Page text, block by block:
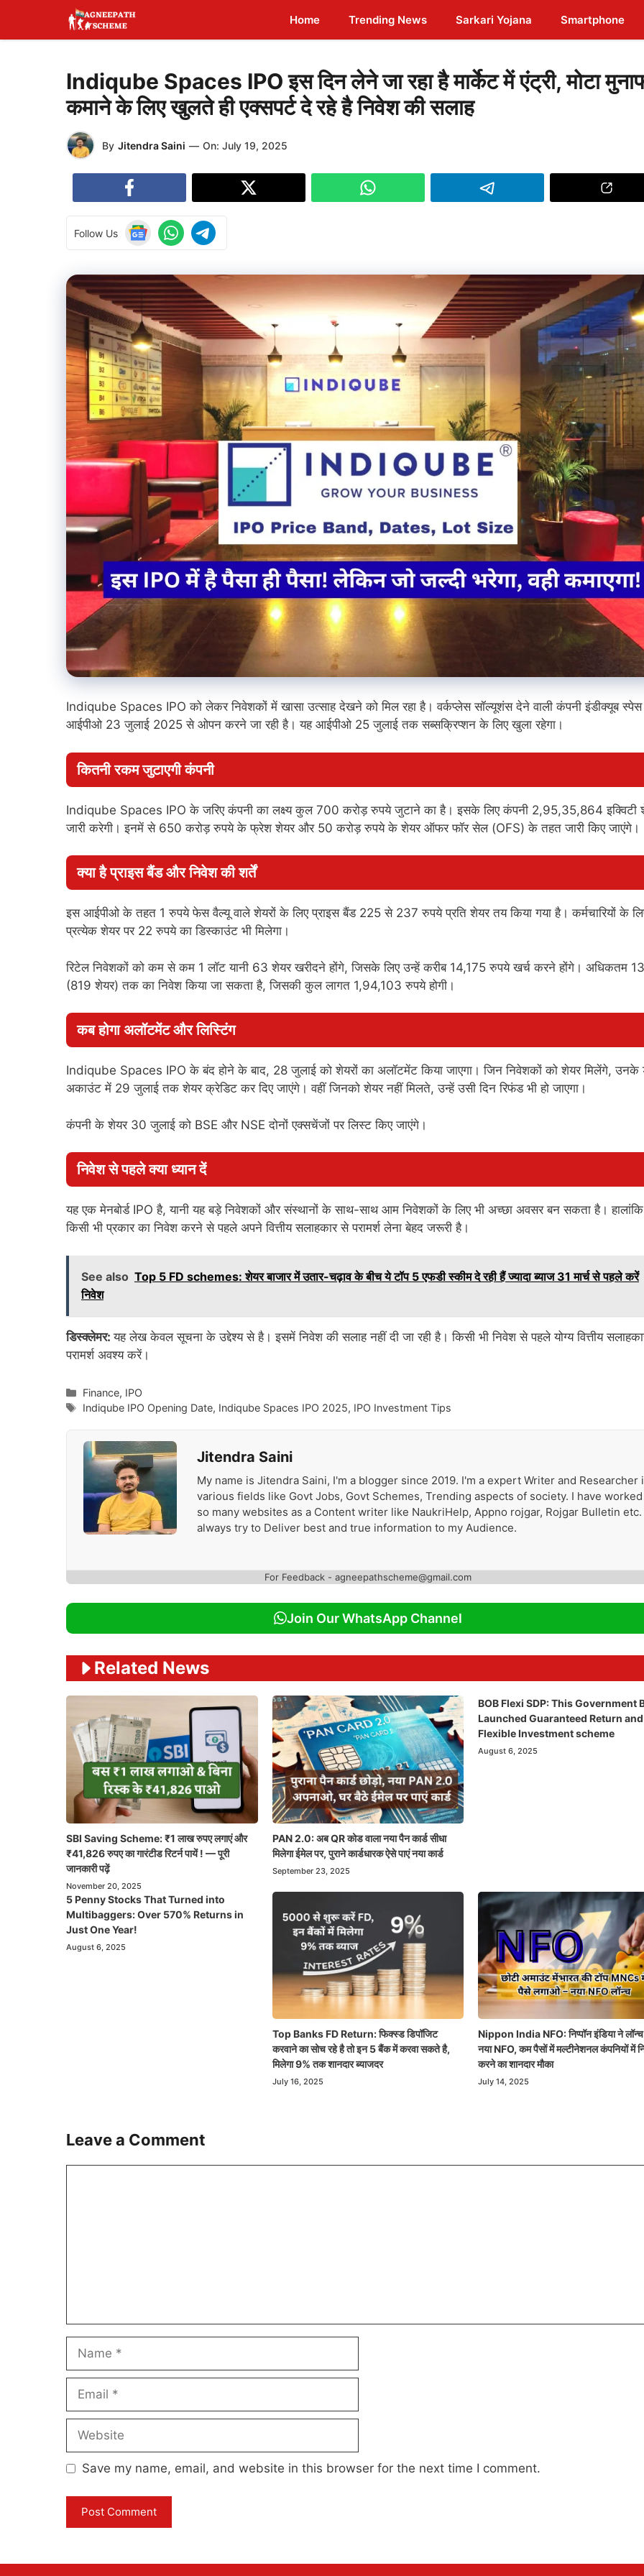
content
Home Trending News Sarkari Yojana Smartphone
Indiqube Spaces IPO इस दिन लेने जा रहा है मार्केट में एंट्री, मोटा
कमाने के लिए खुलते ही एक्सपर्ट दे रहे है निवेश की सलाह
By Jitendra Saini — On: July 19, 2025
Follow Us
Indiqube Spaces IPO को लेकर निवेशकों में खासा उत्साह देखने को मिल रहा है। वर्कप्लेस सॉल्यूशंस देने वाली कंपनी इंडीक्यूब
आईपीओ 23 जुलाई 2025 से ओपन करने जा रही है। यह आईपीओ 25 जुलाई तक सब्सक्रिप्शन के लिए खुला रहेगा।
कितनी रकम जुटाएगी कंपनी
Indiqube Spaces IPO के जरिए कंपनी का लक्ष्य कुल 700 करोड़ रुपये जुटाने का है। इसके लिए कंपनी 2,95,35,864 इक्विटी
जारी करेगी। इनमें से 650 करोड़ रुपये के फ्रेश शेयर और 50 करोड़ रुपये के शेयर ऑफर फॉर सेल (OFS) के तहत जारी किए जाएंगे।
क्या है प्राइस बैंड और निवेश की शर्तें
इस आईपीओ के तहत 1 रुपये फेस वैल्यू वाले शेयरों के लिए प्राइस बैंड 225 से 237 रुपये प्रति शेयर तय किया गया है। कर्मचारियों के
प्रत्येक शेयर पर 22 रुपये का डिस्काउंट भी मिलेगा।
रिटेल निवेशकों को कम से कम 1 लॉट यानी 63 शेयर खरीदने होंगे, जिसके लिए उन्हें करीब 14,175 रुपये खर्च करने होंगे। अधिकतम
(819 शेयर) तक का निवेश किया जा सकता है, जिसकी कुल लागत 1,94,103 रुपये होगी।
कब होगा अलॉटमेंट और लिस्टिंग
Indiqube Spaces IPO के बंद होने के बाद, 28 जुलाई को शेयरों का अलॉटमेंट किया जाएगा। जिन निवेशकों को शेयर मिलेंगे, उनके
अकाउंट में 29 जुलाई तक शेयर क्रेडिट कर दिए जाएंगे। वहीं जिनको शेयर नहीं मिलते, उन्हें उसी दिन रिफंड भी हो जाएगा।
कंपनी के शेयर 30 जुलाई को BSE और NSE दोनों एक्सचेंजों पर लिस्ट किए जाएंगे।
निवेश से पहले क्या ध्यान दें
यह एक मेनबोर्ड IPO है, यानी यह बड़े निवेशकों और संस्थानों के साथ-साथ आम निवेशकों के लिए भी अच्छा अवसर बन सकता है।
किसी भी प्रकार का निवेश करने से पहले अपने वित्तीय सलाहकार से परामर्श लेना बेहद जरूरी है।
See also Top 5 FD schemes: शेयर बाजार में उतार-चढ़ाव के बीच ये टॉप 5 एफडी स्कीम दे रही हैं ज्यादा ब्याज 31 मार्च से पहले करें
निवेश
डिस्क्लेमर:यह लेख केवल सूचना के उद्देश्य से है। इसमें निवेश की सलाह नहीं दी जा रही है। किसी भी निवेश से पहले योग्य वित्तीय
परामर्श अवश्य करें।
Categories
Finance, IPO
Tags
Indiqube IPO Opening Date, Indiqube Spaces IPO 2025, IPO Investment Tips
Jitendra Saini
My name is Jitendra Saini, I'm a blogger since 2019. I'm a expert Writer and Researcher
various fields like Govt Jobs, Govt Schemes, Trending aspects of society. I have
so many websites as a Content writer like NaukriHelp, Appno rojgar, Rojgar Bulletin etc.
always try to Deliver best and true information to my Audience.
For Feedback - agneepathscheme@gmail.com
Join Our WhatsApp Channel
Related News
SBI Saving Scheme: ₹1 लाख रुपए लगाएं और
₹41,826 रुपए का गारंटीड रिटर्न पायें ! — पूरी
जानकारी पढ़ें
November 20, 2025
PAN 2.0: अब QR कोड वाला नया पैन कार्ड सीधा
मिलेगा ईमेल पर, पुराने कार्डधारक ऐसे पाएं नया कार्ड
September 23, 2025
BOB Flexi SDP: This Government
Launched Guaranteed Return and
Flexible Investment scheme
August 6, 2025
5 Penny Stocks That Turned into
Multibaggers: Over 570% Returns in
Just One Year!
August 6, 2025
Top Banks FD Return: फिक्स्ड डिपॉजिट
करवाने का सोच रहे है तो इन 5 बैंक में करवा सकते है,
मिलेगा 9% तक शानदार ब्याजदर
July 16, 2025
Nippon India NFO: निप्पॉन इंडिया ने लॉन्च
नया NFO, कम पैसों में मल्टीनेशनल कंपनियों में
करने का शानदार मौका
July 14, 2025
Leave a Comment
Name
Email
Website
Save my name, email, and website in this browser for the next time I comment.